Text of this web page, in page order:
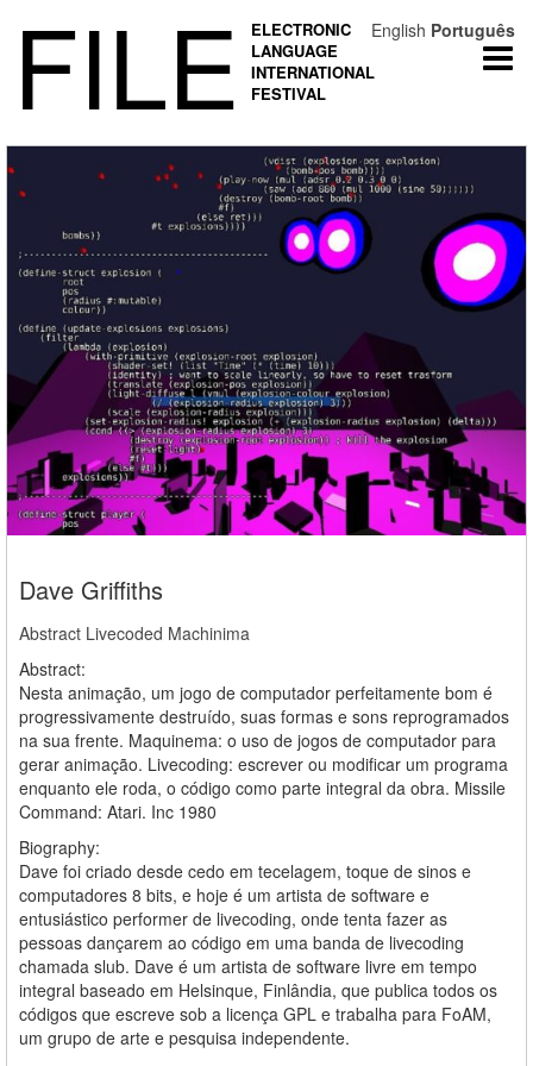
FILE
ELECTRONIC
LANGUAGE
INTERNATIONAL
FESTIVAL
Dave Griffiths
Abstract Livecoded Machinima
Abstract:
Nesta animação, um jogo de computador perfeitamente bom é
progressivamente destruído, suas formas e sons reprogramados
na sua frente. Maquinema: o uso de jogos de computador para
gerar animação. Livecoding: escrever ou modificar um programa
enquanto ele roda, o código como parte integral da obra. Missile
Command: Atari. Inc 1980
Biography:
Dave foi criado desde cedo em tecelagem, toque de sinos e
computadores 8 bits, e hoje é um artista de software e
entusiástico performer de livecoding, onde tenta fazer as
pessoas dançarem ao código em uma banda de livecoding
chamada slub. Dave é um artista de software livre em tempo
integral baseado em Helsinque, Finlândia, que publica todos os
códigos que escreve sob a licença GPL e trabalha para FoAM,
um grupo de arte e pesquisa independente.
English Português